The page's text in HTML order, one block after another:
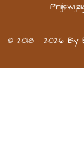
© 2018 - 2026 By